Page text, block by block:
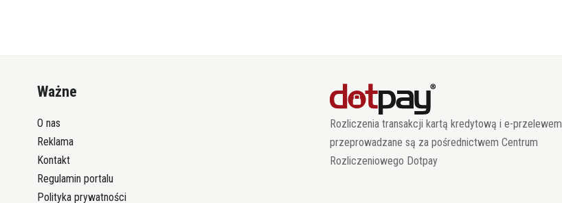
Ważne
O nas
Reklama
Kontakt
Regulamin portalu
Polityka prywatności
Rozliczenia transakcji kartą kredytową i e-przelewem
przeprowadzane są za pośrednictwem Centrum
Rozliczeniowego Dotpay